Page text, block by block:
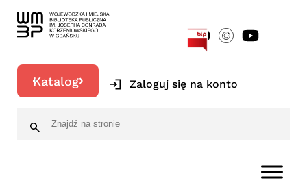
Katalog Zaloguj się na konto